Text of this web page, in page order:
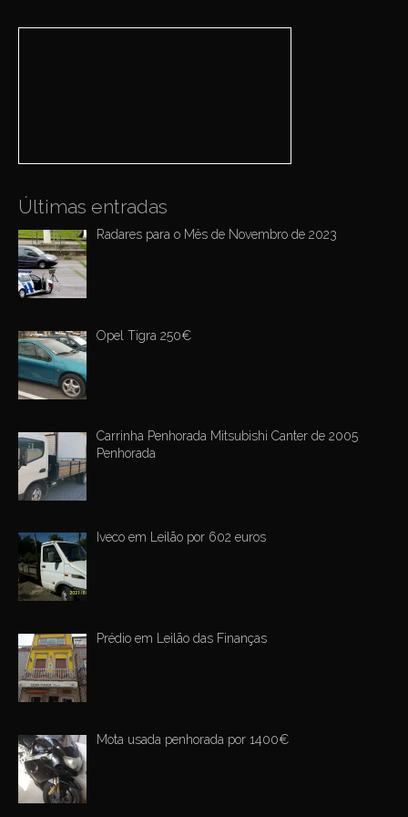
Últimas entradas
Radares para o Mês de Novembro de 2023
Opel Tigra 250€
Carrinha Penhorada Mitsubishi Canter de 2005
Penhorada
Iveco em Leilão por 602 euros
Prédio em Leilão das Finanças
Mota usada penhorada por 1400€